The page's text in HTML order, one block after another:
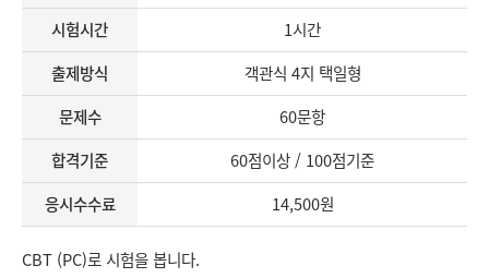
시험시간
1시간
출제방식
객관식 4지 택일형
문제수
60문항
합격기준
60점이상 / 100점기준
응시수수료
14,500원
CBT (PC)로 시험을 봅니다.